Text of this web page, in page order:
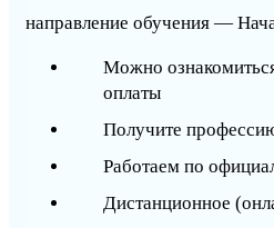
направление обучения —
Можно
оплаты
Получите
Работаем по
Дистанционное